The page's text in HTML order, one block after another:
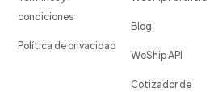
condiciones
Política de privacidad
Blog
WeShip API
Cotizador de